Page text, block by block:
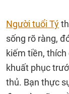
Người tuổi Tý
sống rõ ràng,
kiếm tiền,
khuất phục
thủ. Bạn thực